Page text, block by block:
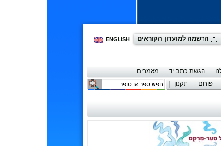
ENGLISH הרשמה למועדון הקוראים
הגשת כתב יד
מאמרים
פורום תקנון יצירת קשר